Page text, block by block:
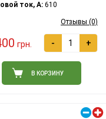
ток, A:610
Отзывы (0)
грн. - +
В КОРЗИНУ